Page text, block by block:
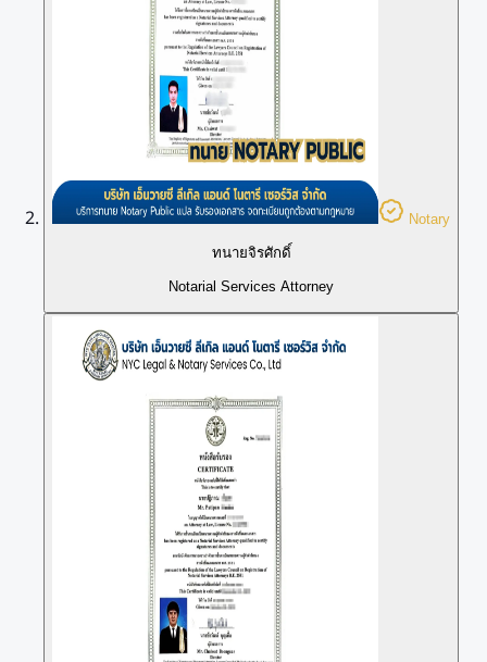
Notary
ทนายจิรศักดิ์
Notarial Services Attorney